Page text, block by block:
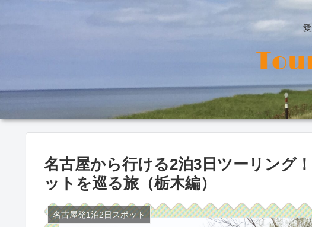
名古屋から行ける2泊3日ツーリング
ットを巡る旅（栃木編）
名古屋発1泊2日スポット